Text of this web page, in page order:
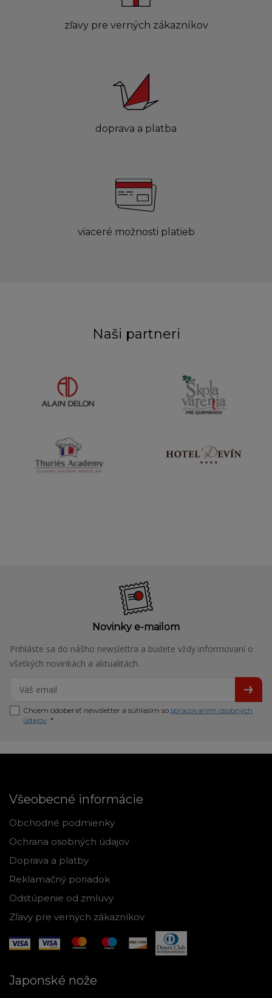
zľavy pre verných zákazníkov
doprava a platba
viaceré možnosti platieb
Naši partneri
Novinky e-mailom
Prihláste sa do nášho newslettra a budete vždy informovaní o
všetkých novinkách a aktualitách.
Chcem odoberať newsletter a súhlasím so spracovaním osobných
údajov . *
Všeobecné informácie
Obchodné podmienky
Ochrana osobných údajov
Doprava a platby
Reklamačný poriadok
Odstúpenie od zmluvy
Zľavy pre verných zákazníkov
Japonské nože